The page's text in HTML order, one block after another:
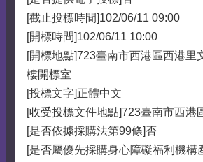
[截止投標時間]102/06/11 09:00
[開標時間]102/06/11 10:00
[開標地點]723臺南市西港區西港里
樓開標室
[投標文字]正體中文
[收受投標文件地點]723臺南市西港
[是否依據採購法第99條]否
[是否屬優先採購身心障礙福利機構